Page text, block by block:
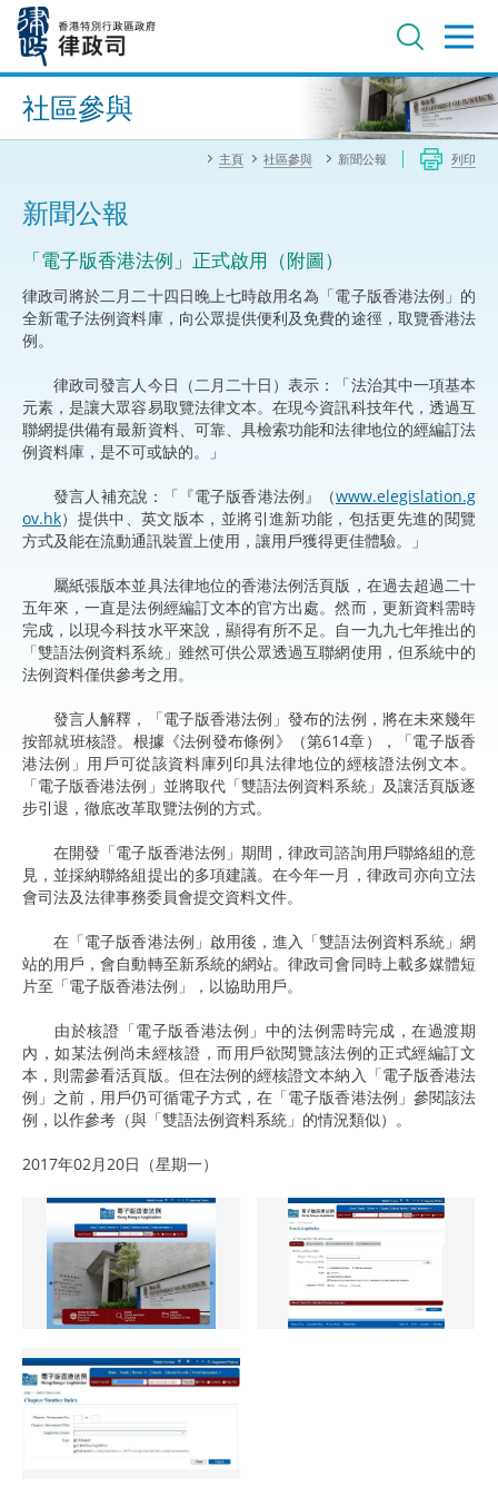
內
進階搜尋
社區參與
主頁 社區參與 新聞公報 列印
新聞公報
「電子版香港法例」正式啟用（附圖）
律政司將於二月二十四日晚上七時啟用名為「電子版香港法例」的
全新電子法例資料庫，向公眾提供便利及免費的途徑，取覽香港法
例。
律政司發言人今日（二月二十日）表示：「法治其中一項基本
元素，是讓大眾容易取覽法律文本。在現今資訊科技年代，透過互
聯網提供備有最新資料、可靠、具檢索功能和法律地位的經編訂法
例資料庫，是不可或缺的。」
發言人補充說：「『電子版香港法例』（www.elegislation.g
ov.hk）提供中、英文版本，並將引進新功能，包括更先進的閱覽
方式及能在流動通訊裝置上使用，讓用戶獲得更佳體驗。」
屬紙張版本並具法律地位的香港法例活頁版，在過去超過二十
五年來，一直是法例經編訂文本的官方出處。然而，更新資料需時
完成，以現今科技水平來說，顯得有所不足。自一九九七年推出的
「雙語法例資料系統」雖然可供公眾透過互聯網使用，但系統中的
法例資料僅供參考之用。
發言人解釋，「電子版香港法例」發布的法例，將在未來幾年
按部就班核證。根據《法例發布條例》（第614章），「電子版香
港法例」用戶可從該資料庫列印具法律地位的經核證法例文本。
「電子版香港法例」並將取代「雙語法例資料系統」及讓活頁版逐
步引退，徹底改革取覽法例的方式。
在開發「電子版香港法例」期間，律政司諮詢用戶聯絡組的意
見，並採納聯絡組提出的多項建議。在今年一月，律政司亦向立法
會司法及法律事務委員會提交資料文件。
在「電子版香港法例」啟用後，進入「雙語法例資料系統」網
站的用戶，會自動轉至新系統的網站。律政司會同時上載多媒體短
片至「電子版香港法例」，以協助用戶。
由於核證「電子版香港法例」中的法例需時完成，在過渡期
內，如某法例尚未經核證，而用戶欲閱覽該法例的正式經編訂文
本，則需參看活頁版。但在法例的經核證文本納入「電子版香港法
例」之前，用戶仍可循電子方式，在「電子版香港法例」參閱該法
例，以作參考（與「雙語法例資料系統」的情況類似）。
2017年02月20日（星期一）